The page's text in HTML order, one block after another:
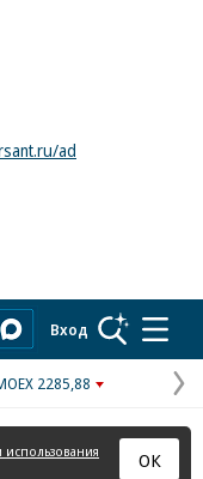
ad
Вход
2285,88
ОК